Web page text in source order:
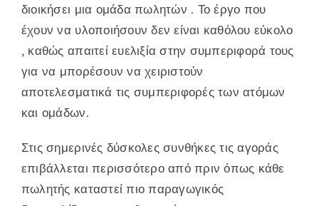
διοικήσει μια ομάδα πωλητών . Το έργο που
έχουν να υλοποιήσουν δεν είναι καθόλου εύκολο
, καθώς απαιτεί ευελιξία στην συμπεριφορά τους
για να μπορέσουν να χειριστούν
αποτελεσματικά τις συμπεριφορές των ατόμων
και ομάδων.
Στις σημερινές δύσκολες συνθήκες τις αγοράς
επιβάλλεται περισσότερο από πριν όπως κάθε
πωλητής καταστεί πιο παραγωγικός